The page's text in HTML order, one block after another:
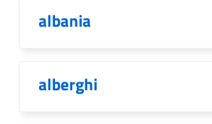
albania
alberghi